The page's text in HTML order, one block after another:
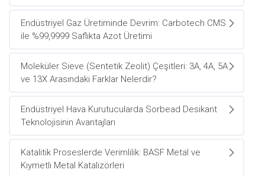
Endüstriyel Gaz Üretiminde Devrim: Carbotech CMS
ile %99,9999 Saflıkta Azot Üretimi
Moleküler Sieve (Sentetik Zeolit) Çeşitleri: 3A, 4A, 5A
ve 13X Arasındaki Farklar Nelerdir?
Endüstriyel Hava Kurutucularda Sorbead Desikant
Teknolojisinin Avantajları
Katalitik Proseslerde Verimlilik: BASF Metal ve
Kıymetli Metal Katalizörleri